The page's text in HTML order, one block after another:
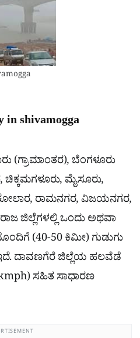
in shivamogga
(ಗ್ರಾಮಾಂತರ), ಬೆಂಗಳೂರು
ಚಿಕ್ಕಮಗಳೂರು, ಮೈಸೂರು,
ಕೋಲಾರ, ರಾಮನಗರ, ವಿಜಯನಗರ,
ಜಿಲ್ಲೆಗಳಲ್ಲಿ ಒಂದು ಅಥವಾ
(40-50 ಕಿಮೀ) ಗುಡುಗು
ದಾವಣಗೆರೆ ಜಿಲ್ಲೆಯ ಹಲವೆಡೆ
ಸಹಿತ ಸಾಧಾರಣ